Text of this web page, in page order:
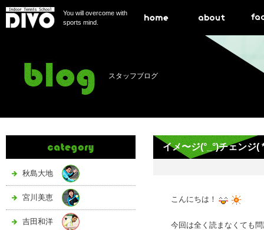
You will overcome with
sports mind.
スタッフブログ
イメ〜ジ(°_°)チェンジ( *
こんにちは！
今回は全く読まなくても
秋島大地
宮川美恵
吉田和洋